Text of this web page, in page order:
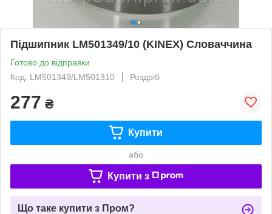
Підшипник LM501349/10 (KINEX) Словаччина
Готово до відправки
Код: LM501349/LM501310
Роздріб
277 ₴
Купити
або
Купити з
Що таке купити з Пром?